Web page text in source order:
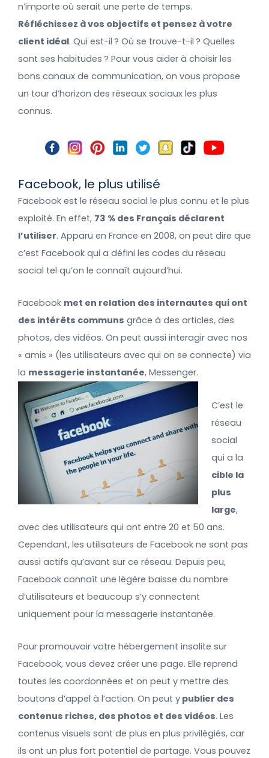
n’importe où serait une perte de temps.
Réfléchissez à vos objectifs et pensez à votre
client idéal. Qui est-il ? Où se trouve-t-il ? Quelles
sont ses habitudes ? Pour vous aider à choisir les
bons canaux de communication, on vous propose
un tour d’horizon des réseaux sociaux les plus
connus.
Facebook, le plus utilisé
Facebook est le réseau social le plus connu et le plus
exploité. En effet, 73 % des Français déclarent
l’utiliser. Apparu en France en 2008, on peut dire que
c’est Facebook qui a défini les codes du réseau
social tel qu’on le connaît aujourd’hui.
Facebook met en relation des internautes qui ont
des intérêts communs grâce à des articles, des
photos, des vidéos. On peut aussi interagir avec nos
« amis » (les utilisateurs avec qui on se connecte) via
la messagerie instantanée, Messenger.
C’est le
réseau
social
qui a la
cible la
plus
large,
avec des utilisateurs qui ont entre 20 et 50 ans.
Cependant, les utilisateurs de Facebook ne sont pas
aussi actifs qu’avant sur ce réseau. Depuis peu,
Facebook connaît une légère baisse du nombre
d’utilisateurs et beaucoup s’y connectent
uniquement pour la messagerie instantanée.
Pour promouvoir votre hébergement insolite sur
Facebook, vous devez créer une page. Elle reprend
toutes les coordonnées et on peut y mettre des
boutons d’appel à l’action. On peut y publier des
contenus riches, des photos et des vidéos. Les
contenus visuels sont de plus en plus privilégiés, car
ils ont un plus fort potentiel de partage. Vous pouvez